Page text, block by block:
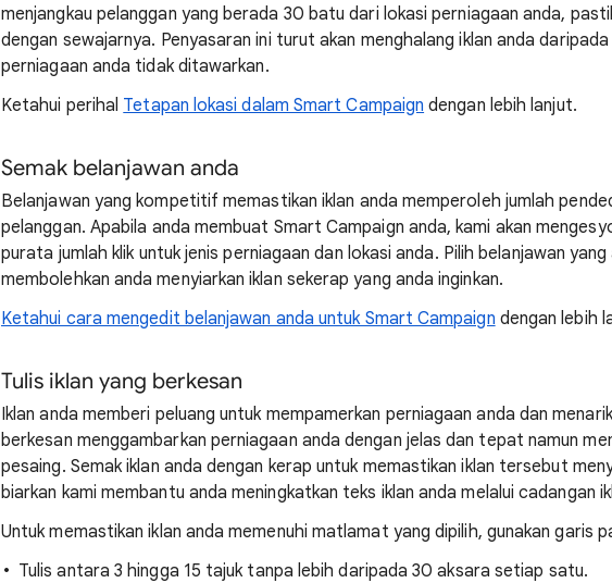
menjangkau pelanggan yang berada 30 batu dari lokasi perniagaan anda,
dengan sewajarnya. Penyasaran ini turut akan menghalang iklan anda
perniagaan anda tidak ditawarkan.
Ketahui perihal Tetapan lokasi dalam Smart Campaign dengan lebih lanjut.
Semak belanjawan anda
Belanjawan yang kompetitif memastikan iklan anda memperoleh jumlah
pelanggan. Apabila anda membuat Smart Campaign anda, kami akan
purata jumlah klik untuk jenis perniagaan dan lokasi anda. Pilih belanjawan
membolehkan anda menyiarkan iklan sekerap yang anda inginkan.
Ketahui cara mengedit belanjawan anda untuk Smart Campaign dengan lebih
Tulis iklan yang berkesan
Iklan anda memberi peluang untuk mempamerkan perniagaan anda dan
berkesan menggambarkan perniagaan anda dengan jelas dan tepat namun
pesaing. Semak iklan anda dengan kerap untuk memastikan iklan tersebut
biarkan kami membantu anda meningkatkan teks iklan anda melalui cadangan
Untuk memastikan iklan anda memenuhi matlamat yang dipilih, gunakan garis
Tulis antara 3 hingga 15 tajuk tanpa lebih daripada 30 aksara setiap satu.